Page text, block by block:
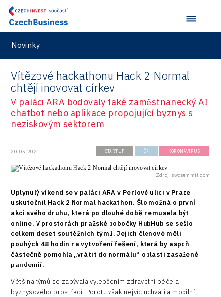
Novinky
Vítězové hackathonu Hack 2 Normal
chtějí inovovat církev
V paláci ARA bodovaly také zaměstnanecký AI
chatbot nebo aplikace propojující byznys s
neziskovým sektorem
20.05.2021 STARTUP ČR KORONAVIRUS
Zdroj: swcsummit.com
Uplynulý víkend se v paláci ARA v Perlové ulici v Praze
uskutečnil Hack 2 Normal hackathon. Šlo možná o první
akci svého druhu, která po dlouhé době nemusela být
online. V prostorách pražské pobočky HubHub se sešlo
celkem deset soutěžních týmů. Jejich členové měli
pouhých 48 hodin na vytvoření řešení, která by aspoň
částečně pomohla „vrátit do normálu“ oblasti zasažené
pandemií.
Většina týmů se zabývala vylepšením zdravotní péče a
byznysového prostředí. Porotu však nejvíc uchvátila mobilní